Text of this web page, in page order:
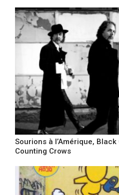
Sourions à l’Amérique,
Counting Crows